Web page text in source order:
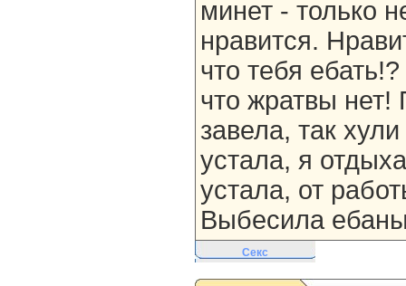
минет - только
нравится.
что тебя
что жратвы нет!
завела, так
устала, я
устала, от
Выбесила
Секс